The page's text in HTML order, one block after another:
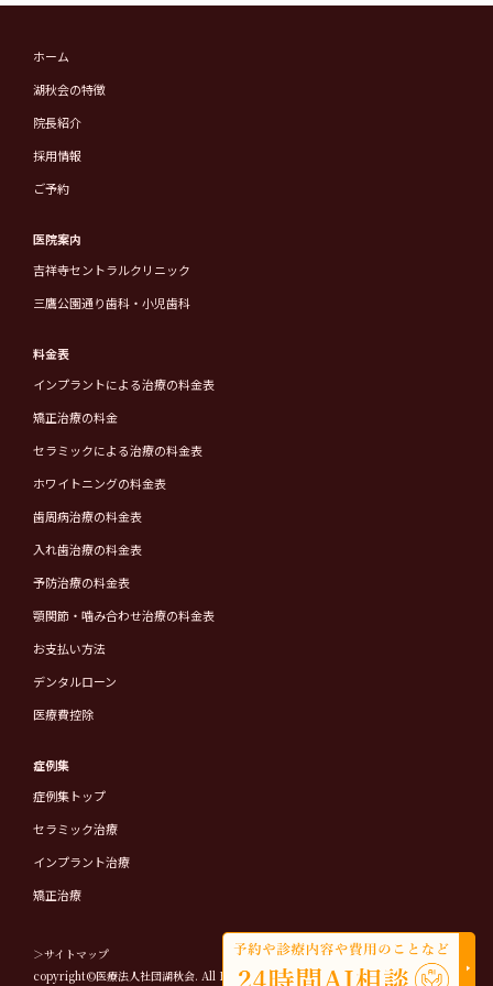
ホーム
湖秋会の特徴
院長紹介
採用情報
ご予約
医院案内
吉祥寺セントラルクリニック
三鷹公園通り歯科・小児歯科
料金表
インプラントによる治療の料金表
矯正治療の料金
セラミックによる治療の料金表
ホワイトニングの料金表
歯周病治療の料金表
入れ歯治療の料金表
予防治療の料金表
顎関節・噛み合わせ治療の料金表
お支払い方法
デンタルローン
医療費控除
症例集
症例集トップ
セラミック治療
インプラント治療
矯正治療
＞サイトマップ
copyright©医療法人社団湖秋会. All Rights Reserved.